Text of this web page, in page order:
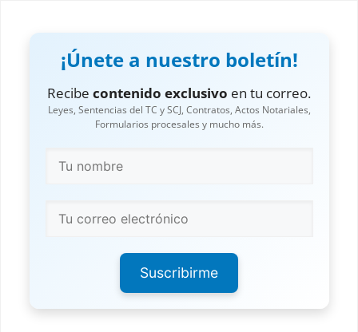
¡Únete a nuestro boletín!
Recibe contenido exclusivo en tu correo.
Leyes, Sentencias del TC y SCJ, Contratos, Actos Notariales,
Formularios procesales y mucho más.
Suscribirme